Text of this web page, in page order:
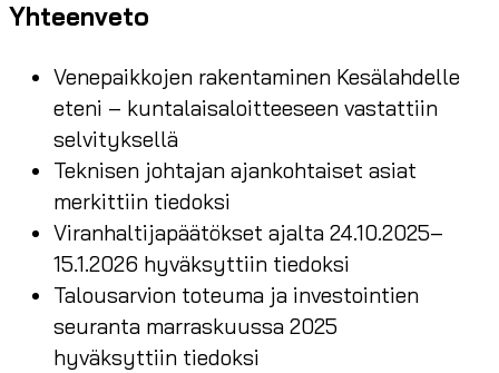
Yhteenveto
Venepaikkojen rakentaminen Kesälahdelle
eteni – kuntalaisaloitteeseen vastattiin
selvityksellä
Teknisen johtajan ajankohtaiset asiat
merkittiin tiedoksi
Viranhaltijapäätökset ajalta 24.10.2025–
15.1.2026 hyväksyttiin tiedoksi
Talousarvion toteuma ja investointien
seuranta marraskuussa 2025
hyväksyttiin tiedoksi